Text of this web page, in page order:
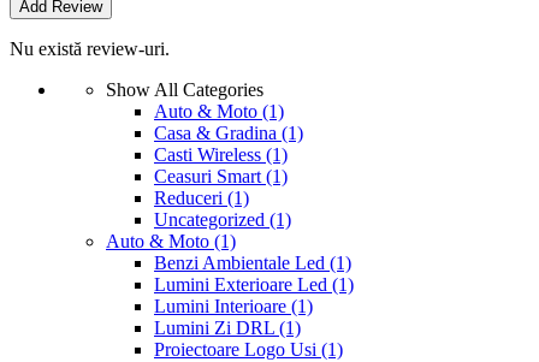
Nu există review-uri.
Show All Categories
Auto & Moto (1)
Casa & Gradina (1)
Casti Wireless (1)
Ceasuri Smart (1)
Reduceri (1)
Uncategorized (1)
Auto & Moto (1)
Benzi Ambientale Led (1)
Lumini Exterioare Led (1)
Lumini Interioare (1)
Lumini Zi DRL (1)
Proiectoare Logo Usi (1)